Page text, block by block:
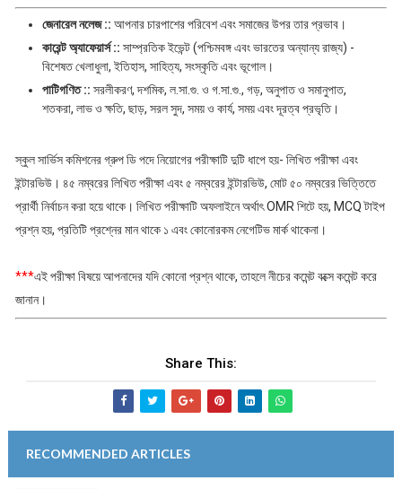
জেনারেল নলেজ :: আপনারচারপাশের পরিবেশ এবং সমাজের উপর তার প্রভাব।
কারেন্ট অ্যাফেয়ার্স :: সাম্প্রতিক ইভেন্ট (পশ্চিমবঙ্গ এবং ভারতের অন্যান্য রাজ্য) -
বিশেষত খেলাধুলা, ইতিহাস, সাহিত্য, সংস্কৃতি এবং ভূগোল।
পাটিগণিত :: সরলীকরণ, দশমিক, ল.সা.গু. ও গ.সা.গু., গড়, অনুপাত ও সমানুপাত,
শতকরা, লাভ ও ক্ষতি, ছাড়, সরল সুদ, সময় ও কার্য, সময় এবং দূরত্ব প্রভৃতি।
স্কুল সার্ভিস কমিশনের গ্রুপ ডি পদে নিয়োগের পরীক্ষাটি দুটি ধাপে হয়- লিখিত পরীক্ষা এবং
ইন্টারভিউ। ৪৫ নম্বরের লিখিত পরীক্ষা এবং ৫ নম্বরের ইন্টারভিউ, মোট ৫০ নম্বরের ভিত্তিতে
প্রার্থী নির্বাচন করা হয়ে থাকে। লিখিত পরীক্ষাটি অফলাইনে অর্থাৎ OMR শিটে হয়, MCQ টাইপ
প্রশ্ন হয়, প্রতিটি প্রশ্নের মান থাকে ১ এবং কোনোরকম নেগেটিভ মার্ক থাকেনা।
***এই পরীক্ষা বিষয়ে আপনাদের যদি কোনো প্রশ্ন থাকে, তাহলে নীচের কমেন্ট বক্সে কমেন্ট করে
জানান।
Share This:
RECOMMENDED ARTICLES